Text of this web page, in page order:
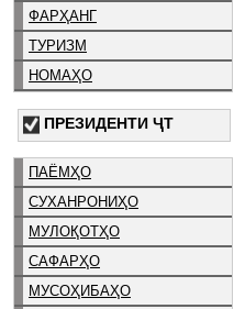
ФАРҲАНГ
ТУРИЗМ
НОМАҲО
ПРЕЗИДЕНТИ ҶТ
ПАЁМҲО
СУХАНРОНИҲО
МУЛОҚОТҲО
САФАРҲО
МУСОҲИБАҲО